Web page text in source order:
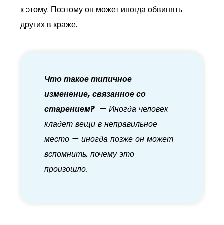
к этому. Поэтому он может иногда обвинять
других в краже.
Что такое типичное
изменение, связанное со
старением? — Иногда человек
кладет вещи в неправильное
место — иногда позже он может
вспомнить, почему это
произошло.